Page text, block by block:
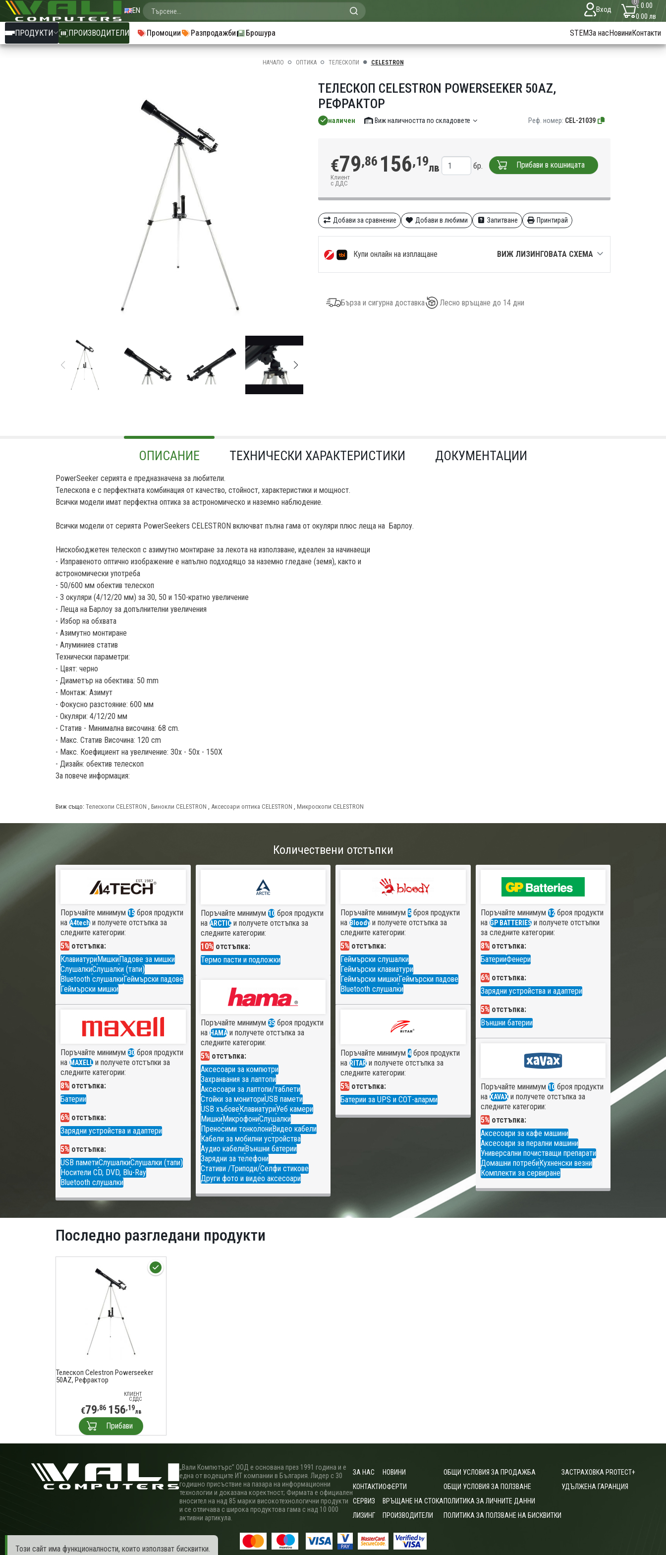
EN Вход
0€ 0.00
0.00 лв
ПРОДУКТИ ПРОИЗВОДИТЕЛИ Промоции Разпродажби Брошура STEMЗа насНовиниКонтакти
НАЧАЛО ОПТИКА ТЕЛЕСКОПИ CELESTRON
ТЕЛЕСКОП CELESTRON POWERSEEKER 50AZ,
РЕФРАКТОР
наличен Виж наличността по складовете Реф. номер: CEL-21039
€79,86 156,19лв
Клиент
с ДДС
бр. Прибави в кошницата
Добави за сравнение Добави в любими Запитване Принтирай
Купи онлайн на изплащане ВИЖ ЛИЗИНГОВАТА СХЕМА
Бърза и сигурна доставка Лесно връщане до 14 дни
ОПИСАНИЕ ТЕХНИЧЕСКИ ХАРАКТЕРИСТИКИ ДОКУМЕНТАЦИИ
PowerSeeker серията е предназначена за любители.
Телескопа е с перфектната комбинация от качество, стойност, характеристики и мощност.
Всички модели имат перфектна оптика за астрономическо и наземно наблюдение.
Всички модели от серията PowerSeekers CELESTRON включват пълна гама от окуляри плюс леща на Барлоу.
Нискобюджетен телескоп с азимутно монтиране за лекота на използване, идеален за начинаещи
- Изправеното оптично изображение е напълно подходящо за наземно гледане (земя), както и
астрономически употреба
- 50/600 мм обектив телескоп
- 3 окуляри (4/12/20 мм) за 30, 50 и 150-кратно увеличение
- Леща на Барлоу за допълнителни увеличения
- Избор на обхвата
- Азимутно монтиране
- Алуминиев статив
Технически параметри:
- Цвят: черно
- Диаметър на обектива: 50 mm
- Монтаж: Азимут
- Фокусно разстояние: 600 мм
- Окуляри: 4/12/20 мм
- Статив - Минимална височина: 68 cm.
- Макс. Статив Височина: 120 cm
- Макс. Коефициент на увеличение: 30x - 50x - 150X
- Дизайн: обектив телескоп
За повече информация:
Виж също: Телескопи CELESTRON Бинокли CELESTRON Аксесоари оптика CELESTRON Микроскопи CELESTRON
Количествени отстъпки
Поръчайте минимум 15 броя продукти
на A4tech и получете отстъпка за
следните категории:
5% отстъпка:
КлавиатуриМишкиПадове за мишки
СлушалкиСлушалки (тапи)
Bluetooth слушалкиГеймърски падове
Геймърски мишки
Поръчайте минимум 10броя продукти
на ARCTICи получете отстъпка за
следните категории:
10% отстъпка:
Термо пасти и подложки
Поръчайте минимум 5 броя продукти
на Bloody и получете отстъпка за
следните категории:
5% отстъпка:
Геймърски слушалки
Геймърски клавиатури
Геймърски мишкиГеймърски падове
Bluetooth слушалки
Поръчайте минимум 12броя продукти
на GP BATTERIESи получете отстъпки
за следните категории:
8% отстъпка:
БатерииФенери
6% отстъпка:
Зарядни устройства и адаптери
5% отстъпка:
Външни батерии
Поръчайте минимум 35броя продукти
на HAMAи получете отстъпка за
следните категории:
5% отстъпка:
Аксесоари за компютри
Захранвания за лаптопи
Аксесоари за лаптопи/таблети
Стойки за мониториUSB памети
USB хъбовеКлавиатуриУеб камери
МишкиМикрофониСлушалки
Преносими тонколониВидео кабели
Кабели за мобилни устройства
Аудио кабелиВъншни батерии
Зарядни за телефони
Стативи /Триподи/Селфи стикове
Други фото и видео аксесоари
Поръчайте минимум 30 броя продукти
на MAXELL и получете отстъпки за
следните категории:
8% отстъпка:
Батерии
6% отстъпка:
Зарядни устройства и адаптери
5% отстъпка:
USB паметиСлушалкиСлушалки (тапи)
Носители CD, DVD, Blu-Ray
Bluetooth слушалки
Поръчайте минимум 4 броя продукти
на RITAR и получете отстъпка за
следните категории:
5% отстъпка:
Батерии за UPS и СОТ-аларми
Поръчайте минимум 10броя продукти
на XAVAXи получете отстъпка за
следните категории:
5% отстъпка:
Аксесоари за кафе машини
Аксесоари за перални машини
Универсални почистващи препарати
Домашни потребиКухненски везни
Комплекти за сервиране
Последно разгледани продукти
Телескоп Celestron Powerseeker
50AZ, Рефрактор
КЛИЕНТ
С ДДС
€79,86 156,19лв
Прибави
„Вали Компютърс” ООД е основана през 1991 година и е
една от водещите ИТ компании в България. Лидер с 30
годишно присъствие на пазара на информационни
технологии и доказана коректност; Фирмата е официален
вносител на над 85 марки високотехнологични продукти
и се отличава с широка продуктова гама с над 10 000
активни артикула.
ЗА НАС
КОНТАКТИ
СЕРВИЗ
ЛИЗИНГ
НОВИНИ
ОФЕРТИ
ВРЪЩАНЕ НА СТОКА
ПРОИЗВОДИТЕЛИ
ОБЩИ УСЛОВИЯ ЗА ПРОДАЖБА
ОБЩИ УСЛОВИЯ ЗА ПОЛЗВАНЕ
ПОЛИТИКА ЗА ЛИЧНИТЕ ДАННИ
ПОЛИТИКА ЗА ПОЛЗВАНЕ НА БИСКВИТКИ
ЗАСТРАХОВКА PROTECT+
УДЪЛЖЕНА ГАРАНЦИЯ
Този сайт има функционалности, които използват бисквитки.